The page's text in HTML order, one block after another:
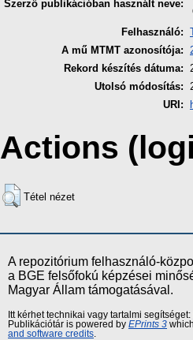
Szerző publikációban használt neve:
Felhasználó:
A mű MTMT azonosítója:
Rekord készítés dátuma:
Utolsó módosítás:
URI:
Actions
Tétel nézet
A repozitórium felhasználó-
a BGE felsőfokú képzései
Magyar Állam támogatásával.
Itt kérhet technikai vagy tartalmi segítséget:
Publikációtár is powered by EPrints 3
and software credits.